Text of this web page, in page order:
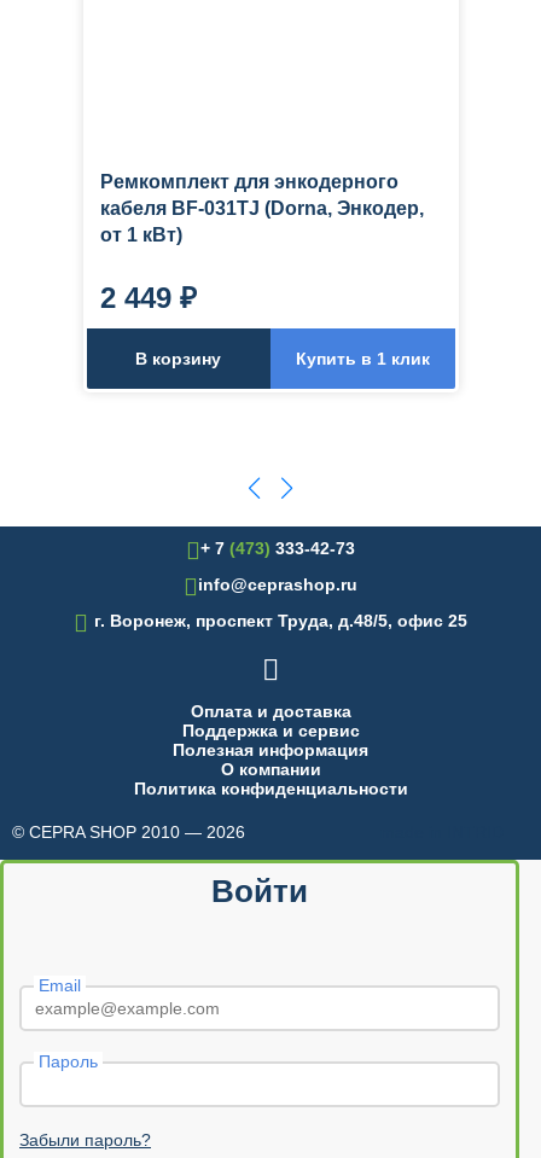
Ремкомплект для энкодерного
кабеля BF-031TJ (Dorna, Энкодер,
от 1 кВт)
2 449 ₽
В корзину Купить в 1 клик
+ 7 (473) 333-42-73
info@ceprashop.ru
 г. Воронеж, проспект Труда, д.48/5, офис 25

Оплата и доставка
Поддержка и сервис
Полезная информация
О компании
Политика конфиденциальности
© CEPRA SHOP 2010 — 2026
Войти
Email
Пароль
Забыли пароль?